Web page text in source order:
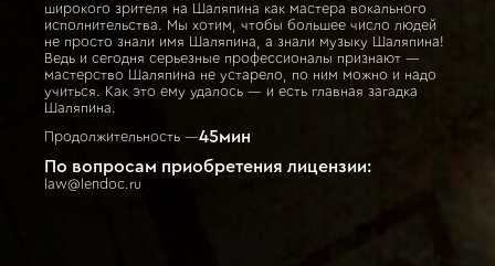
широкого зрителя на Шаляпина как мастера вокального
исполнительства. Мы хотим, чтобы большее число людей
не просто знали имя Шаляпина, а знали музыку Шаляпина!
Ведь и сегодня серьезные профессионалы признают —
мастерство Шаляпина не устарело, по ним можно и надо
учиться. Как это ему удалось — и есть главная загадка
Шаляпина.
Продолжительность —45мин
По вопросам приобретения лицензии:
law@lendoc.ru